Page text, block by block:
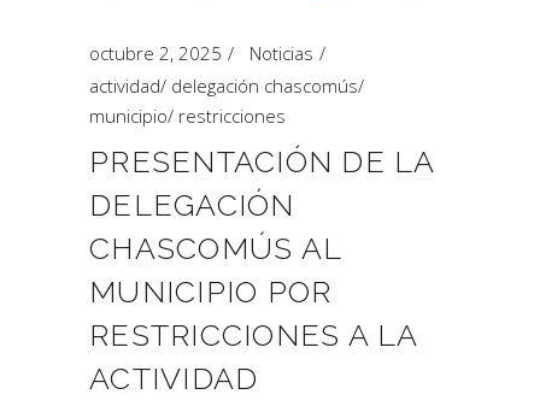
octubre 2, 2025
Noticias
actividad/ delegación chascomús/
municipio/ restricciones
PRESENTACIÓN DE LA
DELEGACIÓN
CHASCOMÚS AL
MUNICIPIO POR
RESTRICCIONES A LA
ACTIVIDAD